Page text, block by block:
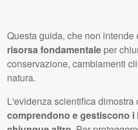
Questa guida, che non intende
risorsa fondamentale per
conservazione, cambiamenti
natura.
L'evidenza scientifica dimostra
comprendono e gestiscono